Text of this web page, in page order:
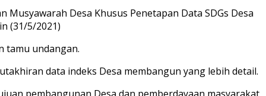
Desa Khusus Penetapan Data SDGs Desa
(31/5/2021)
tamu undangan.
data indeks Desa membangun yang lebih detail.